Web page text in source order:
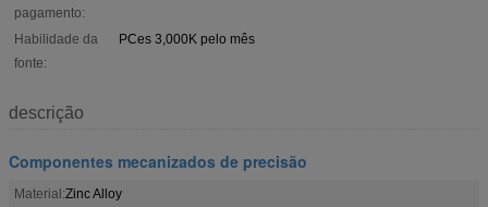
pagamento:
Habilidade da
fonte:
PCes 3,000K pelo mês
descrição
Componentes mecanizados de precisão
Material:Zinc Alloy